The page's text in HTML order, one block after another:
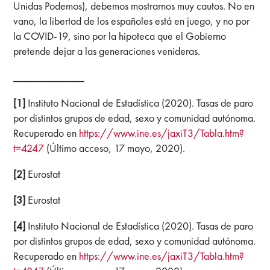
Unidas Podemos), debemos mostrarnos muy cautos. No en
vano, la libertad de los españoles está en juego, y no por
la COVID-19, sino por la hipoteca que el Gobierno
pretende dejar a las generaciones venideras.
[1] Instituto Nacional de Estadística (2020). Tasas de paro
por distintos grupos de edad, sexo y comunidad autónoma.
Recuperado en https://www.ine.es/jaxiT3/Tabla.htm?
t=4247 (Último acceso, 17 mayo, 2020).
[2] Eurostat
[3] Eurostat
[4] Instituto Nacional de Estadística (2020). Tasas de paro
por distintos grupos de edad, sexo y comunidad autónoma.
Recuperado en https://www.ine.es/jaxiT3/Tabla.htm?